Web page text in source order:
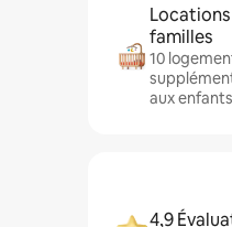
familles
10
aux enfants
4,9